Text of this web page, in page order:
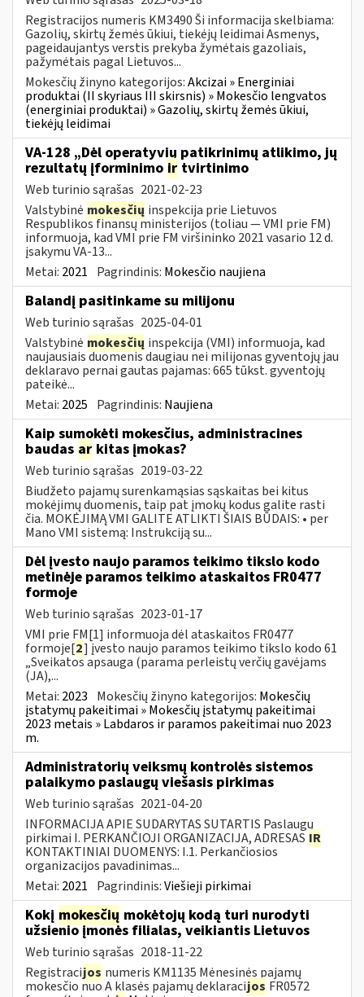
Registracijos numeris KM3490 Ši informacija skelbiama:
Gazolių, skirtų žemės ūkiui, tiekėjų leidimai Asmenys,
pageidaujantys verstis prekyba žymėtais gazoliais,
pažymėtais pagal Lietuvos...
Mokesčių žinyno kategorijos:Akcizai » Energiniai
produktai (II skyriaus III skirsnis) » Mokesčio lengvatos
(energiniai produktai) » Gazolių, skirtų žemės ūkiui,
tiekėjų leidimai
VA-128 „Dėl operatyvių patikrinimų atlikimo, jų
rezultatų įforminimo ir tvirtinimo
Web turinio sąrašas 2021-02-23
Valstybinė mokesčių inspekcija prie Lietuvos
Respublikos finansų ministerijos (toliau ― VMI prie FM)
informuoja, kad VMI prie FM viršininko 2021 vasario 12 d.
įsakymu VA-13...
Metai: 2021 Pagrindinis: Mokesčio naujiena
Balandį pasitinkame su milijonu
Web turinio sąrašas 2025-04-01
Valstybinė mokesčių inspekcija (VMI) informuoja, kad
naujausiais duomenis daugiau nei milijonas gyventojų jau
deklaravo pernai gautas pajamas: 665 tūkst. gyventojų
pateikė...
Metai: 2025 Pagrindinis: Naujiena
Kaip sumokėti mokesčius, administracines
baudas ar kitas įmokas?
Web turinio sąrašas 2019-03-22
Biudžeto pajamų surenkamąsias sąskaitas bei kitus
mokėjimų duomenis, taip pat įmokų kodus galite rasti
čia. MOKĖJIMĄ VMI GALITE ATLIKTI ŠIAIS BŪDAIS: • per
Mano VMI sistemą: Instrukciją su...
Dėl įvesto naujo paramos teikimo tikslo kodo
metinėje paramos teikimo ataskaitos FR0477
formoje
Web turinio sąrašas 2023-01-17
VMI prie FM[1] informuoja dėl ataskaitos FR0477
formoje[2] įvesto naujo paramos teikimo tikslo kodo 61
„Sveikatos apsauga (parama perleistų verčių gavėjams
(JA),...
Metai: 2023 Mokesčių žinyno kategorijos: Mokesčių
įstatymų pakeitimai » Mokesčių įstatymų pakeitimai
2023 metais » Labdaros ir paramos pakeitimai nuo 2023
m.
Administratorių veiksmų kontrolės sistemos
palaikymo paslaugų viešasis pirkimas
Web turinio sąrašas 2021-04-20
INFORMACIJA APIE SUDARYTAS SUTARTIS Paslaugų
pirkimai I. PERKANČIOJI ORGANIZACIJA, ADRESAS IR
KONTAKTINIAI DUOMENYS: I.1. Perkančiosios
organizacijos pavadinimas...
Metai: 2021 Pagrindinis:Viešieji pirkimai
Kokį mokesčių mokėtojų kodą turi nurodyti
užsienio įmonės filialas, veikiantis Lietuvos
Web turinio sąrašas 2018-11-22
Registracijos numeris KM1135 Mėnesinės pajamų
mokesčio nuo A klasės pajamų deklaracijos FR0572